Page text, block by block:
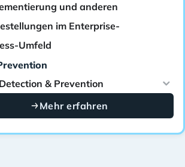
und anderen
im Enterprise-
Umfeld
& Prevention
Mehr erfahren